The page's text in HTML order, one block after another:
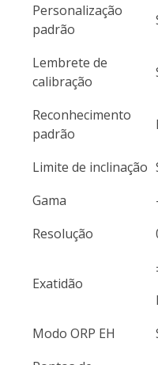
Personalização
padrão
Lembrete de
calibração
Reconhecimento
padrão
Limite de inclinação
Gama
Resolução
Exatidão
Modo ORP EH